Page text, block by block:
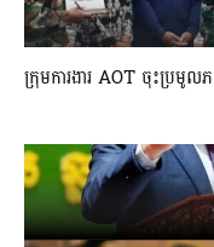
ក្រុមការងារ AOT ចុះប្រមូ